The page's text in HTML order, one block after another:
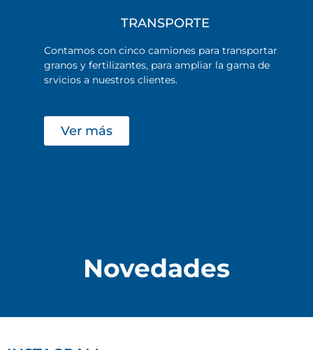
TRANSPORTE
Contamos con cinco camiones para transportar
granos y fertilizantes, para ampliar la gama de
srvicios a nuestros clientes.
Ver más
Novedades